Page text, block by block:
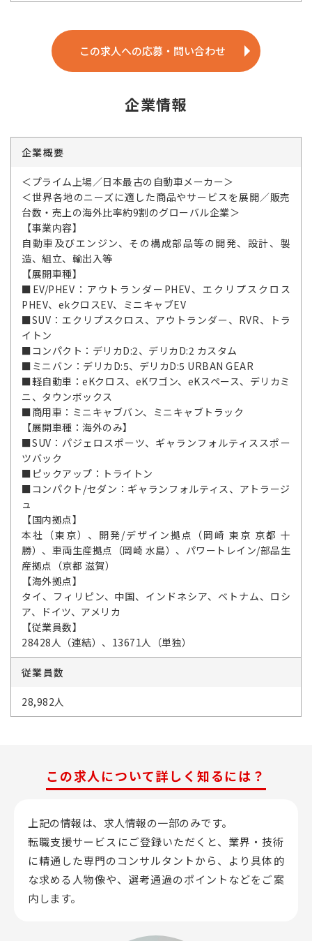
この求人への応募・問い合わせ
企業情報
企業概要
＜プライム上場／日本最古の自動車メーカー＞
＜世界各地のニーズに適した商品やサービスを展開／販売
台数・売上の海外比率約9割のグローバル企業＞
【事業内容】
自動車及びエンジン、その構成部品等の開発、設計、製
造、組立、輸出入等
【展開車種】
■EV/PHEV：アウトランダーPHEV、エクリプスクロス
PHEV、ekクロスEV、ミニキャブEV
■SUV：エクリプスクロス、アウトランダー、RVR、トラ
イトン
■コンパクト：デリカD:2、デリカD:2 カスタム
■ミニバン：デリカD:5、デリカD:5 URBAN GEAR
■軽自動車：eKクロス、eKワゴン、eKスペース、デリカミ
ニ、タウンボックス
■商用車：ミニキャブバン、ミニキャブトラック
【展開車種：海外のみ】
■SUV：パジェロスポーツ、ギャランフォルティススポー
ツバック
■ピックアップ：トライトン
■コンパクト/セダン：ギャランフォルティス、アトラージ
ュ
【国内拠点】
本社（東京）、開発/デザイン拠点（岡崎 東京 京都 十
勝）、車両生産拠点（岡崎 水島）、パワートレイン/部品生
産拠点（京都 滋賀）
【海外拠点】
タイ、フィリピン、中国、インドネシア、ベトナム、ロシ
ア、ドイツ、アメリカ
【従業員数】
28428人（連結）、13671人（単独）
従業員数
28,982人
この求人について詳しく知るには？
上記の情報は、求人情報の一部のみです。
転職支援サービスにご登録いただくと、業界・技術
に精通した専門のコンサルタントから、 より具体的
な求める人物像や、選考通過のポイントなどをご案
内します。